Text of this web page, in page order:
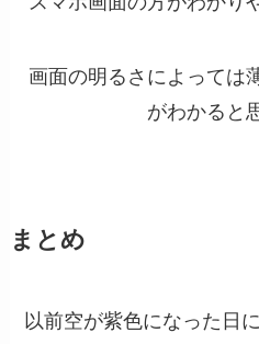
画面の明るさによっては
がわかると
まとめ
以前空が紫色になった日